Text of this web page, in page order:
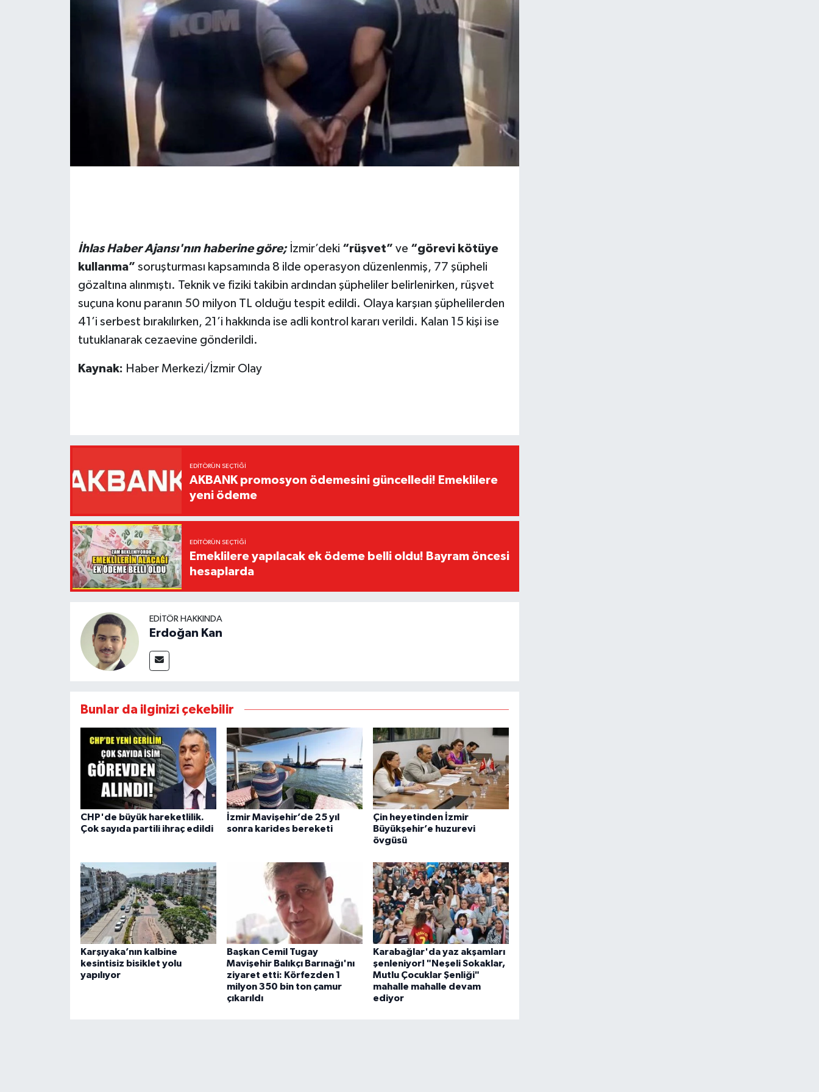
İhlas Haber Ajansı'nın haberine göre;İzmir’deki “rüşvet” ve “görevi kötüye
kullanma” soruşturması kapsamında 8 ilde operasyon düzenlenmiş, 77 şüpheli
gözaltına alınmıştı. Teknik ve fiziki takibin ardından şüpheliler belirlenirken, rüşvet
suçuna konu paranın 50 milyon TL olduğu tespit edildi. Olaya karşıan şüphelilerden
41’i serbest bırakılırken, 21’i hakkında ise adli kontrol kararı verildi. Kalan 15 kişi ise
tutuklanarak cezaevine gönderildi.
Kaynak: Haber Merkezi/İzmir Olay
EDITÖRÜN SEÇTIĞI
AKBANK promosyon ödemesini güncelledi! Emeklilere
yeni ödeme
EDITÖRÜN SEÇTIĞI
Emeklilere yapılacak ek ödeme belli oldu! Bayram öncesi
hesaplarda
EDITÖR HAKKINDA
Erdoğan Kan
Bunlar da ilginizi çekebilir
CHP'de büyük hareketlilik.
Çok sayıda partili ihraç edildi
İzmir Mavişehir’de 25 yıl
sonra karides bereketi
Çin heyetinden İzmir
Büyükşehir’e huzurevi
övgüsü
Karşıyaka’nın kalbine
kesintisiz bisiklet yolu
yapılıyor
Başkan Cemil Tugay
Mavişehir Balıkçı Barınağı'nı
ziyaret etti: Körfezden 1
milyon 350 bin ton çamur
çıkarıldı
Karabağlar'da yaz akşamları
şenleniyor! "Neşeli Sokaklar,
Mutlu Çocuklar Şenliği"
mahalle mahalle devam
ediyor